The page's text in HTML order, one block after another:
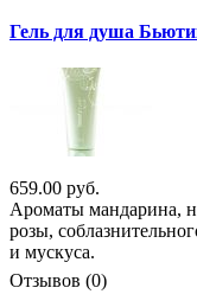
Гель для душа
659.00 руб.
Ароматы мандарина,
розы,
и мускуса.
Отзывов (0)